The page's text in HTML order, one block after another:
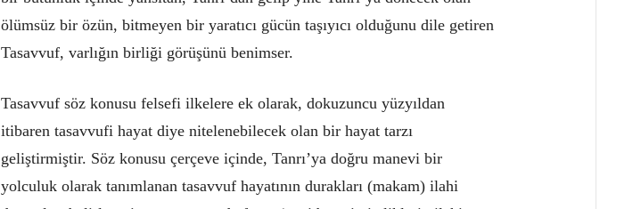
ölümsüz bir özün, bitmeyen bir yaratıcı gücün taşıyıcı olduğunu dile getiren
Tasavvuf, varlığın birliği görüşünü benimser.
Tasavvuf söz konusu felsefi ilkelere ek olarak, dokuzuncu yüzyıldan
itibaren tasavvufi hayat diye nitelenebilecek olan bir hayat tarzı
geliştirmiştir. Söz konusu çerçeve içinde, Tanrı’ya doğru manevi bir
yolculuk olarak tanımlanan tasavvuf hayatının durakları (makam) ilahi